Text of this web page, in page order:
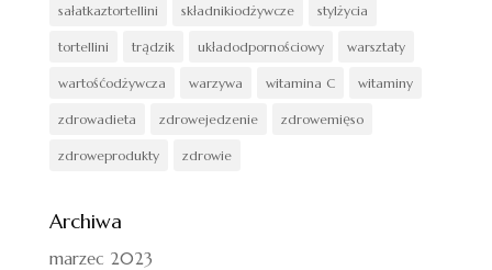
sałatkaztortellini składnikiodżywcze stylżycia
tortellini trądzik układodpornościowy warsztaty
wartośćodżywcza warzywa witamina C witaminy
zdrowadieta zdrowejedzenie zdrowemięso
zdroweprodukty zdrowie
Archiwa
marzec 2023